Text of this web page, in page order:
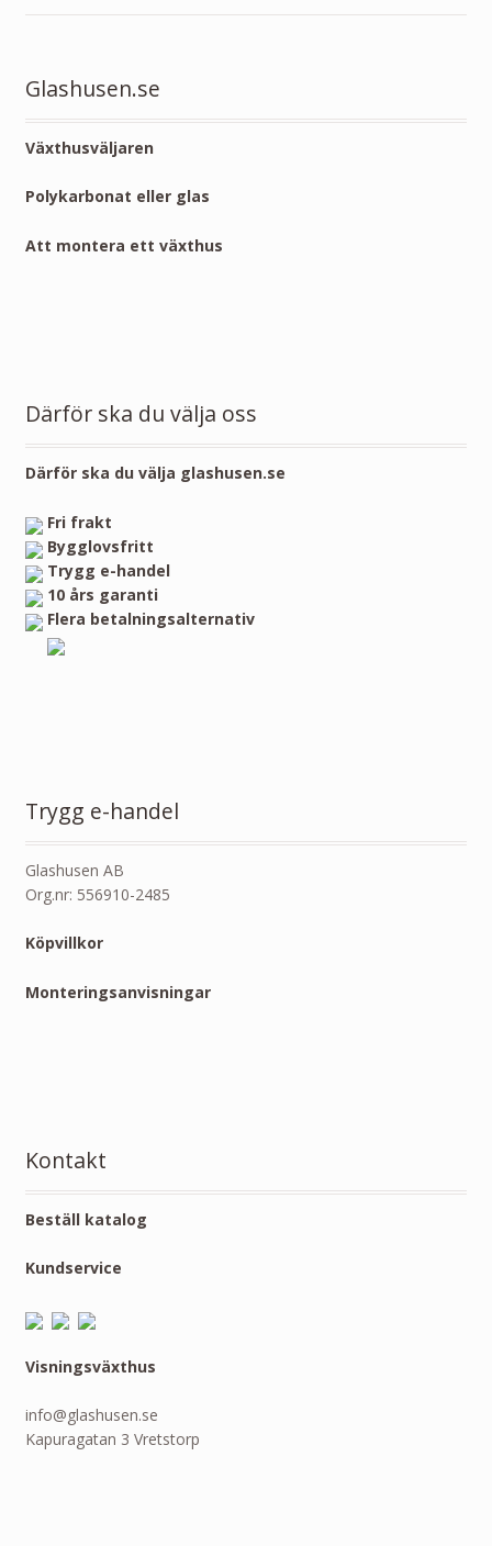
56,900.00
Glashusen.se
Växthusväljaren
Polykarbonat eller glas
Att montera ett växthus
Därför ska du välja oss
Därför ska du välja glashusen.se
Fri frakt
Bygglovsfritt
Trygg e-handel
10 års garanti
Flera betalningsalternativ
Trygg e-handel
Glashusen AB
Org.nr: 556910-2485
Köpvillkor
Monteringsanvisningar
Kontakt
Beställ katalog
Kundservice
Visningsväxthus
info@glashusen.se
Kapuragatan 3 Vretstorp